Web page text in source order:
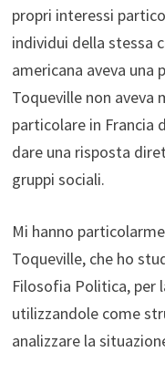
propri interessi
individui della stessa
americana aveva una
Toqueville non aveva
particolare in Francia
dare una risposta
gruppi sociali.
Mi hanno
Toqueville, che ho
Filosofia Politica, per
utilizzandole come
analizzare la